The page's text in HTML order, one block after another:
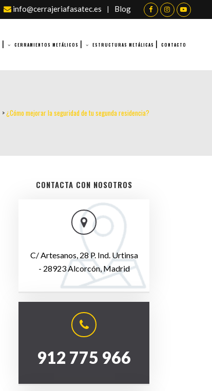
info@cerrajeriafasatec.es Blog
CERRAMIENTOS METÁLICOS ESTRUCTURAS METÁLICAS CONTACTO
>¿Cómo mejorar la seguridad de tu segunda residencia?
CONTACTA CON NOSOTROS
C/ Artesanos, 28 P. Ind. Urtinsa
- 28923 Alcorcón, Madrid
912 775 966